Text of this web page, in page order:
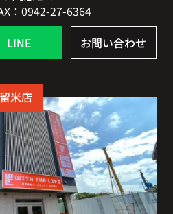
：0942-27-6364
LINE お問い合わせ
米店